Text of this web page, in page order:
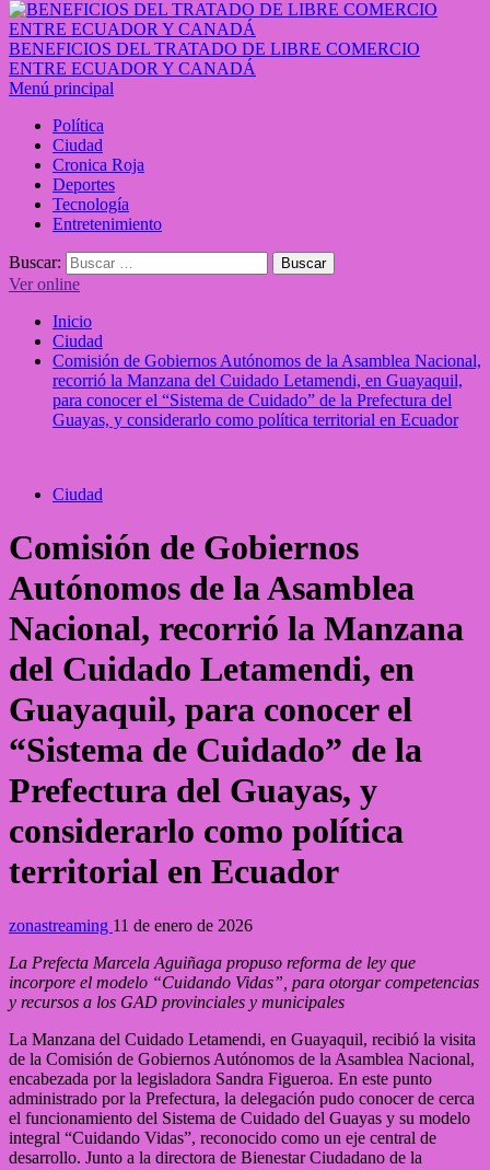
BENEFICIOS DEL TRATADO DE LIBRE COMERCIO
ENTRE ECUADOR Y CANADÁ
Menú principal
Política
Ciudad
Cronica Roja
Deportes
Tecnología
Entretenimiento
Buscar:
Ver online
Inicio
Ciudad
Comisión de Gobiernos Autónomos de la Asamblea Nacional,
recorrió la Manzana del Cuidado Letamendi, en Guayaquil,
para conocer el “Sistema de Cuidado” de la Prefectura del
Guayas, y considerarlo como política territorial en Ecuador
Ciudad
Comisión de Gobiernos
Autónomos de la Asamblea
Nacional, recorrió la Manzana
del Cuidado Letamendi, en
Guayaquil, para conocer el
“Sistema de Cuidado” de la
Prefectura del Guayas, y
considerarlo como política
territorial en Ecuador
zonastreaming 11 de enero de 2026
La Prefecta Marcela Aguiñaga propuso reforma de ley que
incorpore el modelo “Cuidando Vidas”, para otorgar competencias
y recursos a los GAD provinciales y municipales
La Manzana del Cuidado Letamendi, en Guayaquil, recibió la visita
de la Comisión de Gobiernos Autónomos de la Asamblea Nacional,
encabezada por la legisladora Sandra Figueroa. En este punto
administrado por la Prefectura, la delegación pudo conocer de cerca
el funcionamiento del Sistema de Cuidado del Guayas y su modelo
integral “Cuidando Vidas”, reconocido como un eje central de
desarrollo. Junto a la directora de Bienestar Ciudadano de la